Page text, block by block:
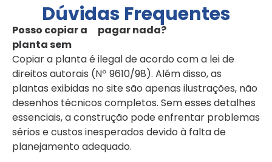
Dúvidas Frequentes
Posso copiar a
planta sem
pagar nada?
Copiar a planta é ilegal de acordo com a lei de
direitos autorais (Nº 9610/98). Além disso, as
plantas exibidas no site são apenas ilustrações, não
desenhos técnicos completos. Sem esses detalhes
essenciais, a construção pode enfrentar problemas
sérios e custos inesperados devido à falta de
planejamento adequado.